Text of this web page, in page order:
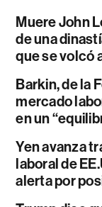
Muere John
de una
que se volcó
Barkin, de la
mercado
en un
Yen avanza
laboral de
alerta por